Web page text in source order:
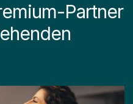
Partner